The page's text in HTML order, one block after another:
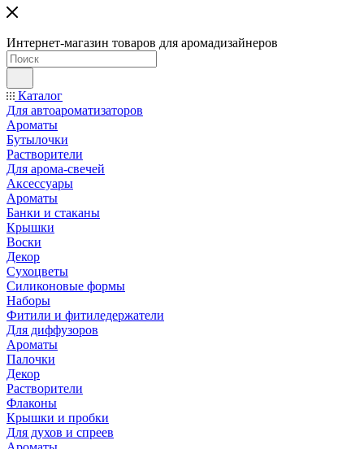
Интернет-магазин товаров для аромадизайнеров
Каталог
Для автоароматизаторов
Ароматы
Бутылочки
Растворители
Для арома-свечей
Аксессуары
Ароматы
Банки и стаканы
Крышки
Воски
Декор
Сухоцветы
Силиконовые формы
Наборы
Фитили и фитиледержатели
Для диффузоров
Ароматы
Палочки
Декор
Растворители
Флаконы
Крышки и пробки
Для духов и спреев